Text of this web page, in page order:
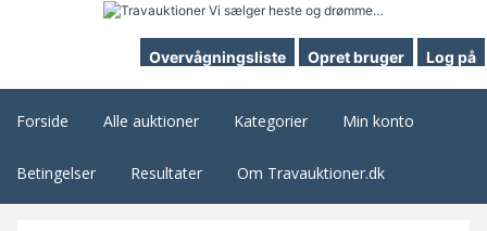
Overvågningsliste Opret bruger Log på
Forside Alle auktioner Kategorier Min konto
Betingelser Resultater Om Travauktioner.dk